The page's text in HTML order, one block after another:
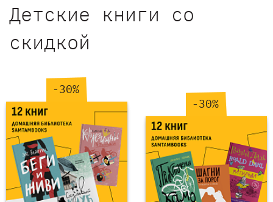
Детские книги со
скидкой
-30%
-30%